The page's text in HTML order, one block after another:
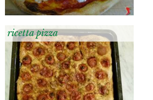
ricetta pizza